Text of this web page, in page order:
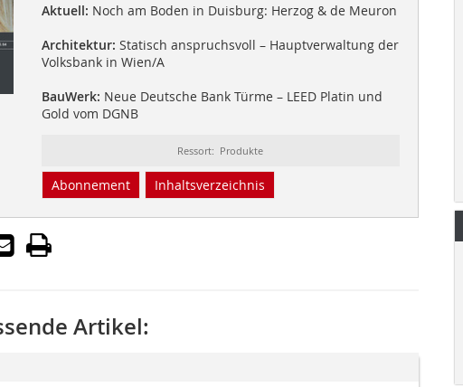
Aktuell: Noch am Boden in Duisburg: Herzog & de Meuron
Architektur: Statisch anspruchsvoll – Hauptverwaltung der
Volksbank in Wien/A
BauWerk: Neue Deutsche Bank Türme – LEED Platin und
Gold vom DGNB
Ressort: Produkte
Abonnement Inhaltsverzeichnis
Artikel: